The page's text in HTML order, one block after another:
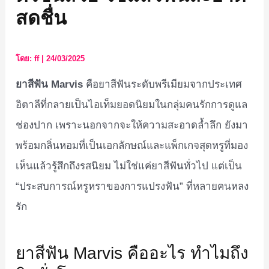
สดชื่น
โดย:ff |24/03/2025
ยาสีฟัน Marvis คือยาสีฟันระดับพรีเมียมจากประเทศ
อิตาลีที่กลายเป็นไอเท็มยอดนิยมในกลุ่มคนรักการดูแล
ช่องปาก เพราะนอกจากจะให้ความสะอาดล้ำลึก ยังมา
พร้อมกลิ่นหอมที่เป็นเอกลักษณ์และแพ็กเกจสุดหรูที่มอง
เห็นแล้วรู้สึกถึงรสนิยม ไม่ใช่แค่ยาสีฟันทั่วไป แต่เป็น
“ประสบการณ์หรูหราของการแปรงฟัน” ที่หลายคนหลง
รัก
ยาสีฟัน Marvis คืออะไร ทำไมถึง